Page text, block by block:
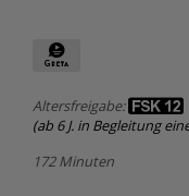
Altersfreigabe:
(ab 6 J. in Begleitung
172 Minuten